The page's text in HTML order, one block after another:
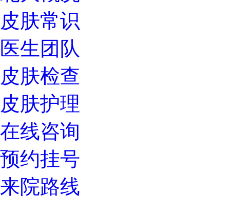
皮肤常识
医生团队
皮肤检查
皮肤护理
在线咨询
预约挂号
来院路线